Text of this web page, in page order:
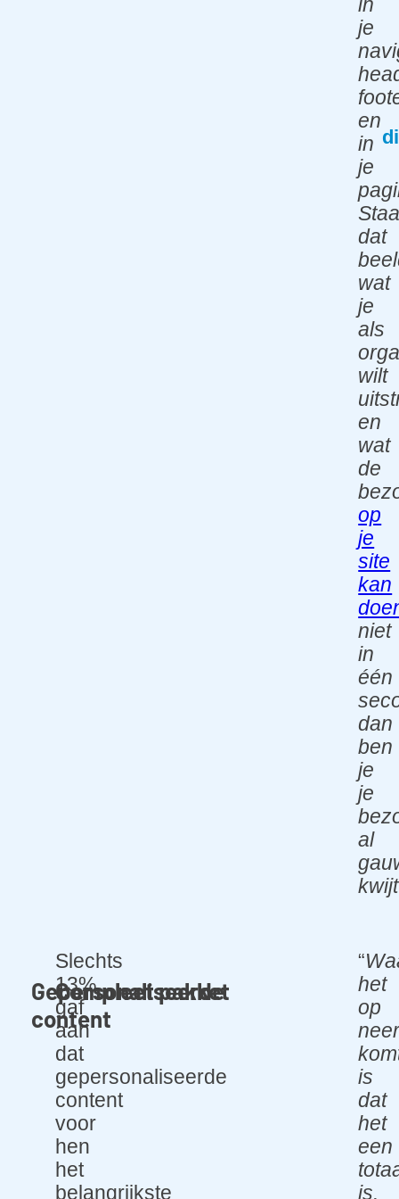
in
je
en
in
je
dat
wat
je
als
wilt
en
wat
de
op
je
site
kan
niet
in
één
dan
ben
je
je
al
kwijt
Gepersonaliseerde
content
Slechts
13%
gaf
aan
dat
gepersonaliseerde
content
voor
hen
het
belangrijkste
Compleet pakket
“
het
op
is
dat
het
een
is.